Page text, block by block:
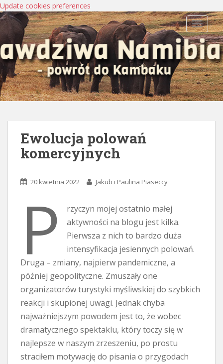
Update cookies preferences
Ewolucja polowań
komercyjnych
20 kwietnia 2022 Jakub i Paulina Piaseccy
P
rzyczyn mojej ostatnio małej
aktywności na blogu jest kilka.
Pierwsza z nich to bardzo duża
intensyfikacja jesiennych polowań.
Druga – zmiany, najpierw pandemiczne, a
później geopolityczne. Zmuszały one
organizatorów turystyki myśliwskiej do szybkich
reakcji i skupionej uwagi. Jednak chyba
najważniejszym powodem jest to, że wobec
dramatycznego spektaklu, który toczy się w
najlepsze w naszym zrzeszeniu, po prostu
straciłem motywację do pisania o przygodach